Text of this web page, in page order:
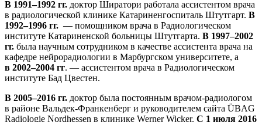
В 1991–1992 гг. доктор Ширатори работала ассистентом врача
в радиологической клинике Катариненгоспиталь Штутгарт. В
1992–1996 гг. — помощником врача в Радиологическом
институте Катариненской больницы Штутгарта. В 1997–2002
гг. была научным сотрудником в качестве ассистента врача на
кафедре нейрорадиологии в Марбургском университете, а
в 2002–2004 гг. — ассистентом врача в Радиологическом
институте Бад Цвестен.
В 2005–2016 гг. доктор была постоянным врачом-радиологом
в районе Вальдек-Франкенберг и руководителем сайта ÜBAG
Radiologie Nordhessen в клинике Werner Wicker. С 1 июля 2016